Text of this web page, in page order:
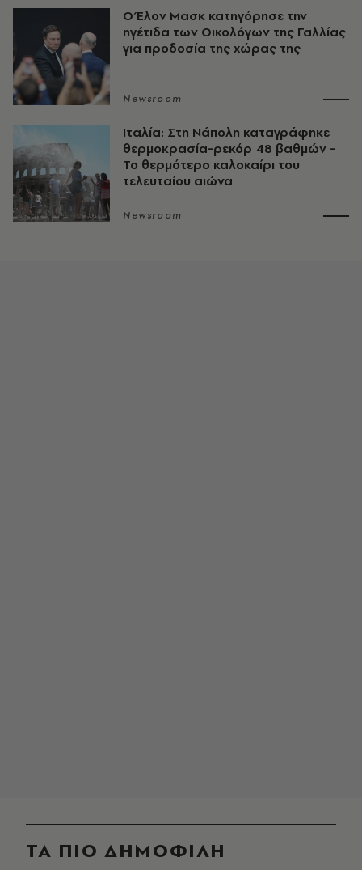
Ο Έλον Μασκ κατηγόρησε την
ηγέτιδα των Οικολόγων της Γαλλίας
για προδοσία της χώρας της
Newsroom
Ιταλία: Στη Νάπολη καταγράφηκε
θερμοκρασία-ρεκόρ 48 βαθμών -
To θερμότερο καλοκαίρι του
τελευταίου αιώνα
Newsroom
ΤΑ ΠΙΟ ΔΗΜΟΦΙΛΗ